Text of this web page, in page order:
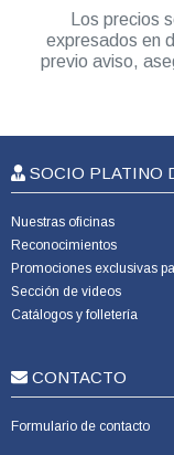
Los precios
expresados en
previo aviso,
SOCIO PLATINO
Nuestras oficinas
Reconocimientos
Promociones exclusivas
Sección de videos
Catálogos y folletería
CONTACTO
Formulario de contacto